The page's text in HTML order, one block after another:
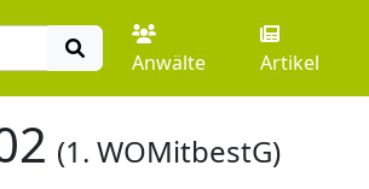
Anwälte Artikel
(1. WOMitbestG)